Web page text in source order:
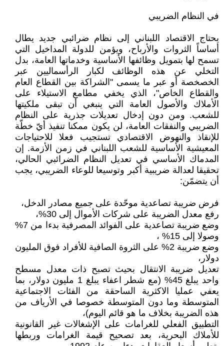
في النظام الضريبي
يحتاج الاقتصاد اللبناني إلى نظام ضرائبي جديد يطال
أساساً الثروات والأرباح، ويؤمن للدولة المداخيل التي
تسمح لها بتمويل وظائفها الأساسية وخدماتها العامة، بدل
التخلي عن هذه الوظائف لكبار الرأسماليين عبر
الخصخصة أو عبر ما يسمى "الشراكة بين القطاع العام
والقطاع الخاص"، الذي يخفي مطامع الاستيلاء على
الأملاك والأصول العامة التي ينبغي أن تبقى ملكيتها
للشعب. ومن دون إدخال تعديلات جذرية على النظام
الضريبي والنفقات العامة، لن يكون ممكنا تنفيذ أيّ خطّة
للإنقاذ والنهوض الاقتصادي تستجيب فعلا للاحتياجات
المعيشية الأساسية للشعب اللبناني في زمن الأزمة. إن
المدماك الأساسي في تعديل النظام الضرائبي الحالي،
تحقيقا لعدالة ضريبية أكبر وتوسيعا للوعاء الضريبي، يجب
أن يتضمّن:
فرض ضريبة تصاعدية موحّدة على جميع مصادر الدخل،
رفع معدل الضريبة على شركات الأموال إلى 30%،
وضع ضريبة تصاعدية على الفوائد المصرفية بدءا من 7%
وصولا إلى 15% ،
وضع ضريبة 2% على الثروة الصافية للأفراد فوق المليون
دولار،
تعديل ضريبة الانتقال بحيث تصبح ذات معدل مسطح
واحد يبلغ 45% (مع شطر اعفاء يبلغ 1 مليون دولار، بما
يعفي عمليا الاكثرية الساحقة من الفئات الاجتماعية
المتوسطة وما دون المتوسطة خصوصا في الأرياف من
هذه الضريبة بخلاف ما هو قائم اليوم)،
التطبيق الفعلي للغرامات على الإشغالات غير القانونية
للأملاك البحرية، بعد تصحيح قيمة الغرامات وربطها